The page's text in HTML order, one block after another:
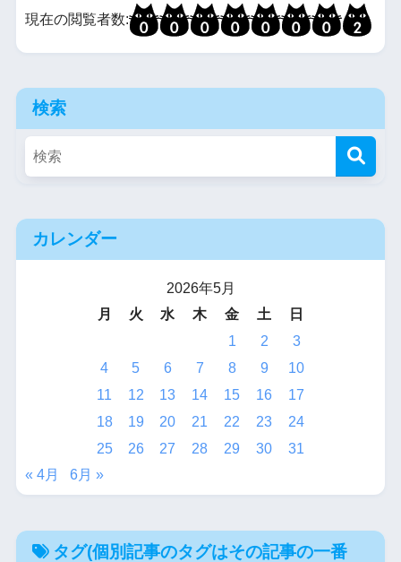
現在の閲覧者数:
検索
カレンダー
2026年5月
月
火 水 木 金 土
日
1
2
3
4
5 6 7 8 9
10
11
12 13 14 15 16
17
18
19 20 21 22 23
24
25
26 27 28 29 30
31
« 4月
6月 »
タグ(個別記事のタグはその記事の一番